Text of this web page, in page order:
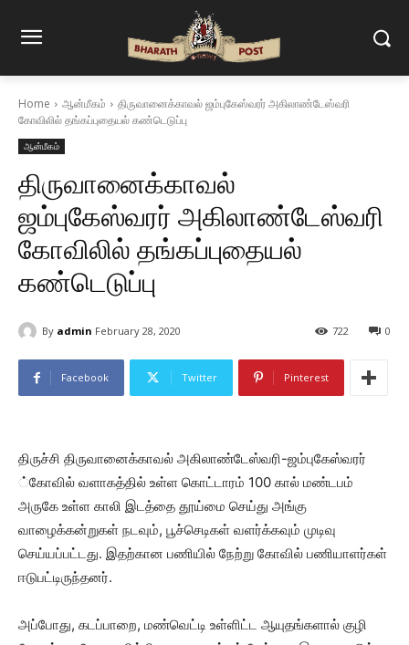
Home ஆன்மீகம்
திருவானைக்காவல் ஜம்புகேஸ்வரர் அகிலாண்டேஸ்வரி
கோவிலில் தங்கப்புதையல் கண்டெடுப்பு
ஆன்மீகம்
திருவானைக்காவல்
ஜம்புகேஸ்வரர் அகிலாண்டேஸ்வரி
கோவிலில் தங்கப்புதையல்
கண்டெடுப்பு
By admin February 28, 2020 0
722
Facebook Twitter Pinterest
திருச்சி திருவானைக்காவல் அகிலாண்டேஸ்வரி-ஜம்புகேஸ்வரர்
்கோவில் வளாகத்தில் உள்ள கொட்டாரம் 100 கால் மண்டபம்
அருகே உள்ள காலி இடத்தை தூய்மை செய்து அங்கு
வாழைக்கன்றுகள் நடவும், பூச்செடிகள் வளர்க்கவும் முடிவு
செய்யப்பட்டது. இதற்கான பணியில் நேற்று கோவில் பணியாளர்கள்
ஈடுபட்டிருந்தனர்.
அப்போது, கடப்பாறை, மண்வெட்டி உள்ளிட்ட ஆயுதங்களால் குழி